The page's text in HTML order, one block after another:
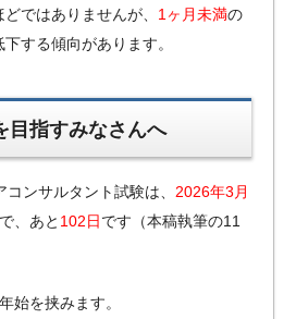
ではありませんが、 1ヶ月未満の
する傾向があります。
目指すみなさんへ
ンサルタント試験は、 2026年3月
、あと 102日です（本稿執筆の11
始を挟みます。